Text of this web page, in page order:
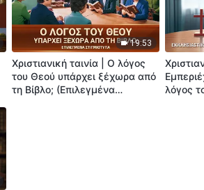
19:53
Χριστιανική ταινία | Ο λόγος
του Θεού υπάρχει ξέχωρα από
τη Βίβλο; (Επιλεγμένα
λόγος